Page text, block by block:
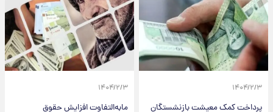
۱۴۰۴/۲/۳
پرداخت کمک معیشت بازنشستگان
۱۴۰۴/۲/۳
مابه‌التفاوت افزایش حقوق